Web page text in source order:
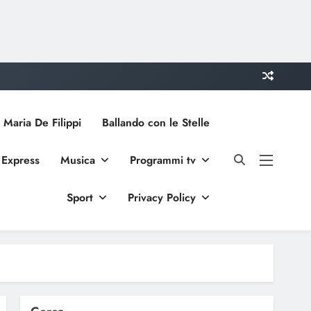
De Filippi Ballando con le Stelle
Musica Programmi tv
Sport Privacy Policy